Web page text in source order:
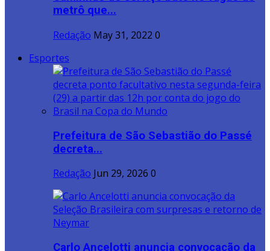
metrô que...
Redação May 31, 2022 0
Esportes
Prefeitura de São Sebastião do Passé
decreta...
Redação Jun 29, 2026 0
Carlo Ancelotti anuncia convocação da